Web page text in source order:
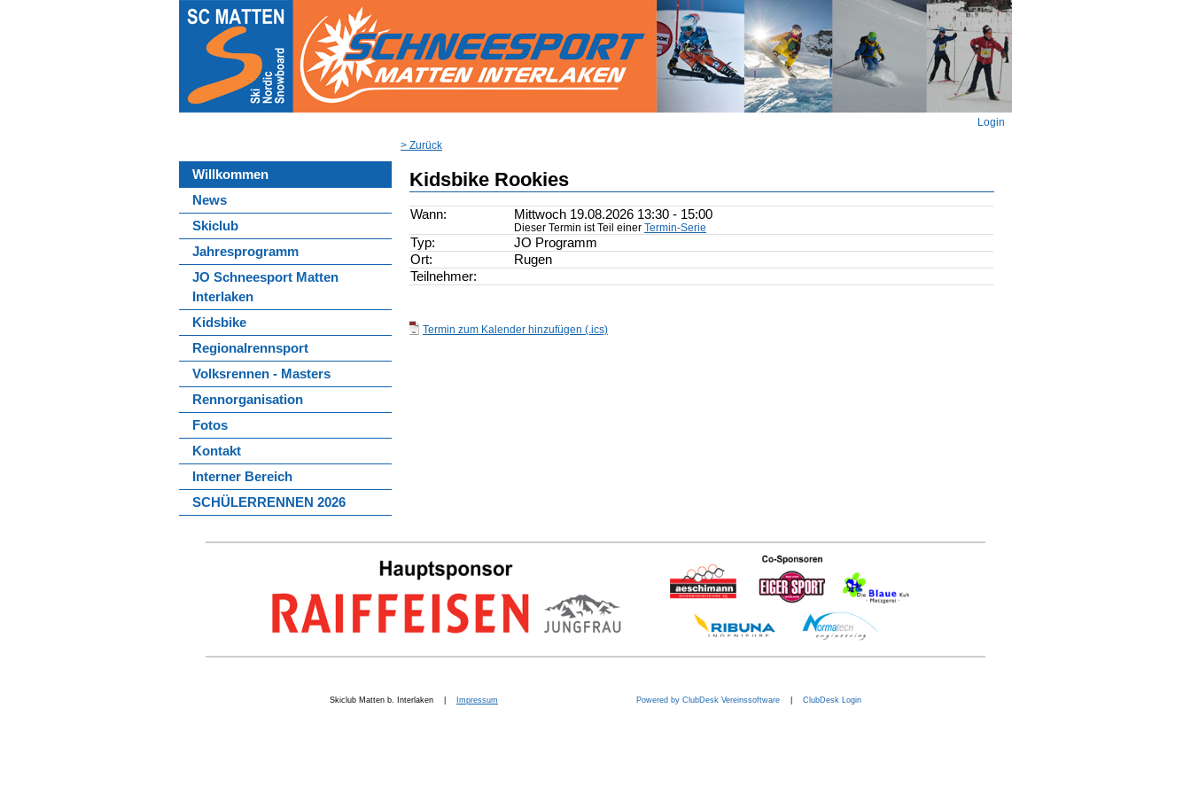
Login
Willkommen
News
Skiclub
Jahresprogramm
JO Schneesport Matten
Interlaken
Kidsbike
Regionalrennsport
Volksrennen - Masters
Rennorganisation
Fotos
Kontakt
Interner Bereich
SCHÜLERRENNEN 2026
> Zurück
Kidsbike Rookies
Wann: Mittwoch 19.08.2026 13:30 - 15:00
Dieser Termin ist Teil einer Termin-Serie
Typ:
JO Programm
Ort:
Rugen
Teilnehmer:
Termin zum Kalender hinzufügen (.ics)
Skiclub Matten b. Interlaken | Impressum Powered by ClubDesk Vereinssoftware| ClubDesk Login